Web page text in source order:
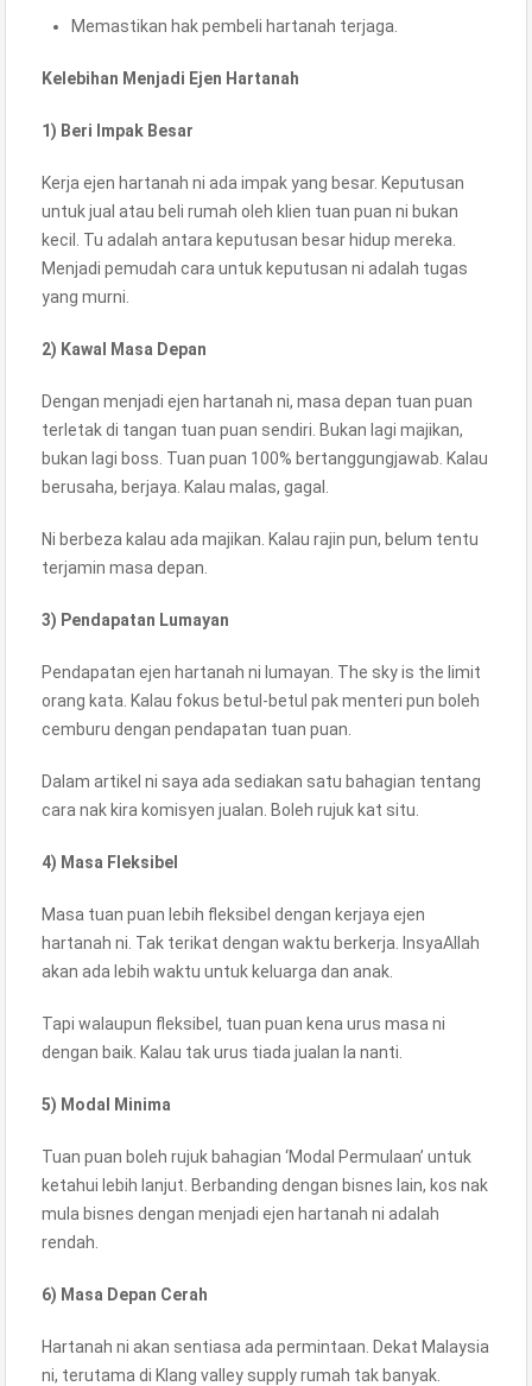
Memastikan hak pembeli hartanah terjaga.
Kelebihan Menjadi Ejen Hartanah
1) Beri Impak Besar
Kerja ejen hartanah ni ada impak yang besar. Keputusan
untuk jual atau beli rumah oleh klien tuan puan ni bukan
kecil. Tu adalah antara keputusan besar hidup mereka.
Menjadi pemudah cara untuk keputusan ni adalah tugas
yang murni.
2) Kawal Masa Depan
Dengan menjadi ejen hartanah ni, masa depan tuan puan
terletak di tangan tuan puan sendiri. Bukan lagi majikan,
bukan lagi boss. Tuan puan 100% bertanggungjawab. Kalau
berusaha, berjaya. Kalau malas, gagal.
Ni berbeza kalau ada majikan. Kalau rajin pun, belum tentu
terjamin masa depan.
3) Pendapatan Lumayan
Pendapatan ejen hartanah ni lumayan. The sky is the limit
orang kata. Kalau fokus betul-betul pak menteri pun boleh
cemburu dengan pendapatan tuan puan.
Dalam artikel ni saya ada sediakan satu bahagian tentang
cara nak kira komisyen jualan. Boleh rujuk kat situ.
4) Masa Fleksibel
Masa tuan puan lebih fleksibel dengan kerjaya ejen
hartanah ni. Tak terikat dengan waktu berkerja. InsyaAllah
akan ada lebih waktu untuk keluarga dan anak.
Tapi walaupun fleksibel, tuan puan kena urus masa ni
dengan baik. Kalau tak urus tiada jualan la nanti.
5) Modal Minima
Tuan puan boleh rujuk bahagian ‘Modal Permulaan’ untuk
ketahui lebih lanjut. Berbanding dengan bisnes lain, kos nak
mula bisnes dengan menjadi ejen hartanah ni adalah
rendah.
6) Masa Depan Cerah
Hartanah ni akan sentiasa ada permintaan. Dekat Malaysia
ni, terutama di Klang valley supply rumah tak banyak.